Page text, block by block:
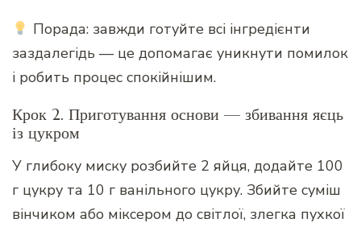
Порада: завжди готуйте всі інгредієнти
заздалегідь — це допомагає уникнути помилок
і робить процес спокійнішим.
Крок 2. Приготування основи — збивання яєць
із цукром
У глибоку миску розбийте 2 яйця, додайте 100
г цукру та 10 г ванільного цукру. Збийте суміш
вінчиком або міксером до світлої, злегка пухкої